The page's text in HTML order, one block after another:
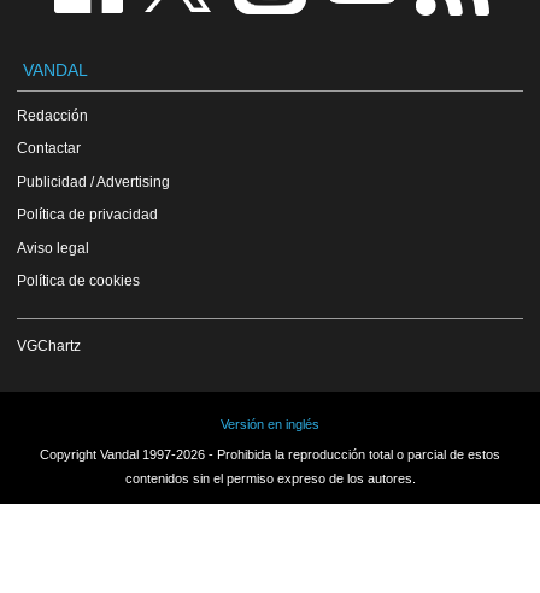
VANDAL
Redacción
Contactar
Publicidad / Advertising
Política de privacidad
Aviso legal
Política de cookies
VGChartz
Versión en inglés
Copyright Vandal 1997-2026 - Prohibida la reproducción total o parcial de estos
contenidos sin el permiso expreso de los autores.